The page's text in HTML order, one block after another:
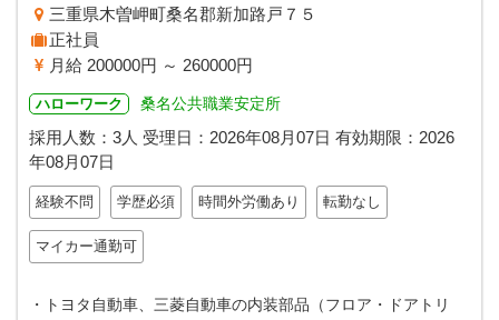
三重県木曽岬町桑名郡新加路戸７５
正社員
月給 200000円 ～ 260000円
ハローワーク 桑名公共職業安定所
採用人数：3人 受理日： 2026年08月07日 有効期限： 2026
年08月07日
経験不問 学歴必須 時間外労働あり 転勤なし
マイカー通勤可
・トヨタ自動車、三菱自動車の内装部品（フロア・ドアトリ